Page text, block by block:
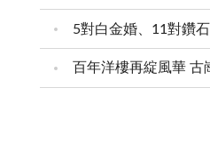
百年洋樓再綻風華